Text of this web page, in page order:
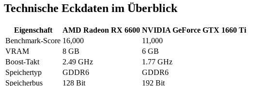
Technische Eckdaten im Überblick
Eigenschaft AMD Radeon RX 6600 NVIDIA GeForce GTX 1660 Ti
Benchmark-Score 16,000
11,000
VRAM
8 GB
6 GB
Boost-Takt
2.49 GHz
1.77 GHz
Speichertyp
GDDR6
GDDR6
Speicherbus
128 Bit
192 Bit